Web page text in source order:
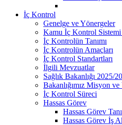
İç Kontrol
Genelge ve Yönergeler
Kamu İç Kontrol
İç Kontrolün Tanımı
İç Kontrolün Amaçları
İç Kontrol Standartları
İlgili Mevzuatlar
Sağlık Bakanlığı 2025/
Bakanlığımız Misyon
İç Kontrol Süreci
Hassas Görev
Hassas Görev
Hassas Görev İş